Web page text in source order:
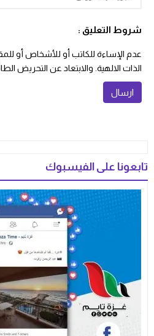
شروط التعليق :
عدم الإساءة للكاتب أو للأشخاص أو
الذات الالهية. والابتعاد عن التحريض
تابعونا على الفيسبوك